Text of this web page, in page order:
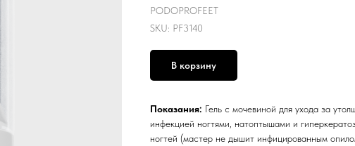
PODOPROFEET
SKU: PF3140
В корзину
Показания: Гель с мочевиной для ухода за
инфекцией ногтями, натоптышами и
ногтей (мастер не дышит инфицированным